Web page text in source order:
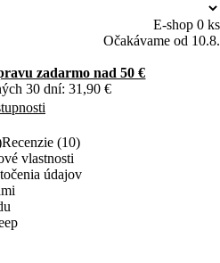
E-shop 0 ks
Očakávame od 10.8.
zadarmo nad 50 €
30 dní: 31,90 €
Recenzie (10)
vlastnosti
údajov